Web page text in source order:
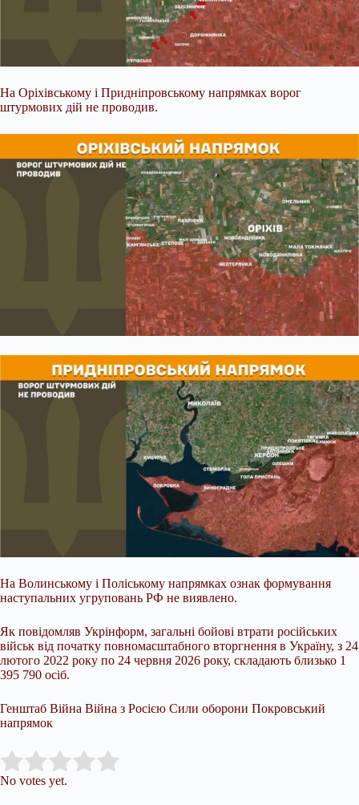
На Оріхівському і Придніпровському напрямках ворог
штурмових дій не проводив.
На Волинському і Поліському напрямках ознак формування
наступальних угруповань РФ не виявлено.
Як повідомляв Укрінформ, загальні бойові втрати російських
військ від початку повномасштабного вторгнення в Україну, з 24
лютого 2022 року по 24 червня 2026 року, складають близько 1
395 790 осіб.
Генштаб Війна Війна з Росією Сили оборони Покровський
напрямок
Rate this item:
No votes yet.